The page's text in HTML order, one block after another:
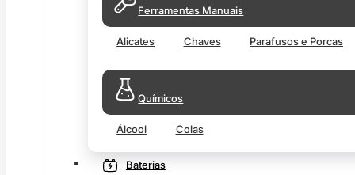
Ferramentas Manuais
Alicates Chaves Parafusos e Porcas
Químicos
Álcool Colas
Baterias